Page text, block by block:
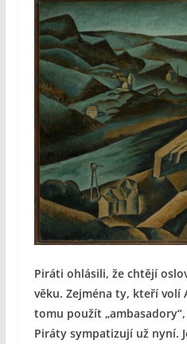
Piráti ohlásili, že chtějí
věku. Zejména ty, kteří volí
tomu použít
Piráty sympatizují už nyní.